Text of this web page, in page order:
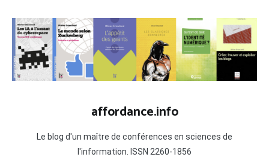
contenu
affordance.info
Le blog d'un maître de conférences en sciences de
l'information. ISSN 2260-1856